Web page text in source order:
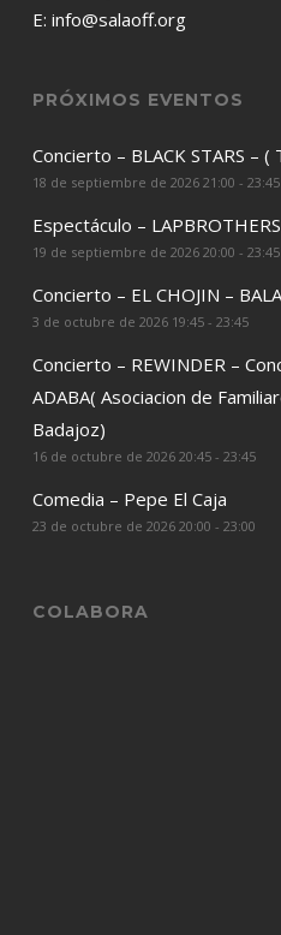
E: info@salaoff.org
PRÓXIMOS EVENTOS
Concierto – BLACK STARS –
18 de septiembre de 2026 21:00 - 23:45
Espectáculo –
19 de septiembre de 2026 20:00 - 23:45
Concierto – EL CHOJIN –
3 de octubre de 2026 19:45 - 23:45
Concierto – REWINDER –
ADABA( Asociacion de
Badajoz)
16 de octubre de 2026 20:45 - 23:45
Comedia – Pepe El Caja
23 de octubre de 2026 20:00 - 23:00
COLABORA